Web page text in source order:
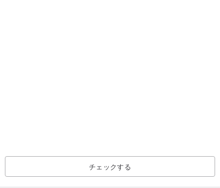
チェックする